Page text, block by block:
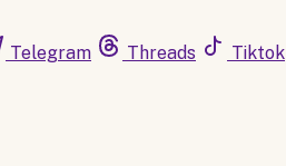
Telegram Threads Tiktok